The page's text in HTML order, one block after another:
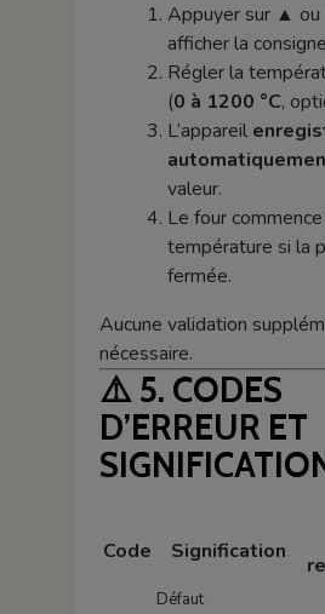
Appuyer sur ▲ ou
afficher la
Régler la
(0 à 1200 °C,
L’appareil
valeur.
Le four
température si la
fermée.
Aucune validation
nécessaire.
⚠️ 5. CODES
D’ERREUR ET
Code Signification
Défaut